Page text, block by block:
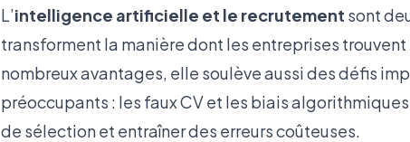
L’intelligence artificielle et le recrutement sont
transforment la manière dont les entreprises trouvent
nombreux avantages, elle soulève aussi des défis
préoccupants : les faux CV et les biais
de sélection et entraîner des erreurs coûteuses.